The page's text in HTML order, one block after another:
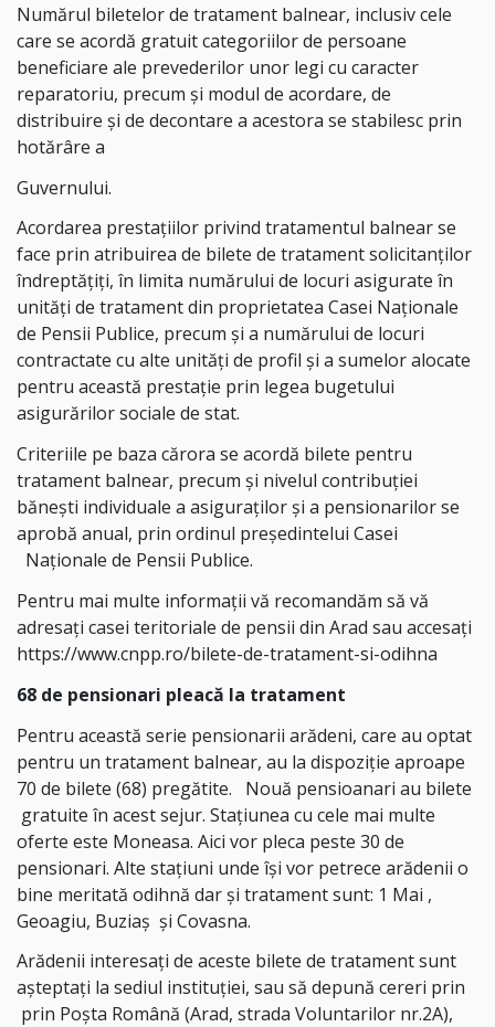
Numărul biletelor de tratament balnear, inclusiv cele
care se acordă gratuit categoriilor de persoane
beneficiare ale prevederilor unor legi cu caracter
reparatoriu, precum şi modul de acordare, de
distribuire şi de decontare a acestora se stabilesc prin
hotărâre a
Guvernului.
Acordarea prestaţiilor privind tratamentul balnear se
face prin atribuirea de bilete de tratament solicitanţilor
îndreptăţiţi, în limita numărului de locuri asigurate în
unităţi de tratament din proprietatea Casei Naționale
de Pensii Publice, precum şi a numărului de locuri
contractate cu alte unităţi de profil şi a sumelor alocate
pentru această prestaţie prin legea bugetului
asigurărilor sociale de stat.
Criteriile pe baza cărora se acordă bilete pentru
tratament balnear, precum şi nivelul contribuţiei
băneşti individuale a asiguraţilor şi a pensionarilor se
aprobă anual, prin ordinul președintelui Casei
Naționale de Pensii Publice.
Pentru mai multe informații vă recomandăm să vă
adresați casei teritoriale de pensii din Arad sau accesați
https://www.cnpp.ro/bilete-de-tratament-si-odihna
68 de pensionari pleacă la tratament
Pentru această serie pensionarii arădeni, care au optat
pentru un tratament balnear, au la dispoziție aproape
70 de bilete (68) pregătite. Nouă pensioanari au bilete
gratuite în acest sejur. Stațiunea cu cele mai multe
oferte este Moneasa. Aici vor pleca peste 30 de
pensionari. Alte stațiuni unde își vor petrece arădenii o
bine meritată odihnă dar și tratament sunt: 1 Mai ,
Geoagiu, Buziaş şi Covasna.
Arădenii interesați de aceste bilete de tratament sunt
aşteptaţi la sediul instituţiei, sau să depună cereri prin
prin Poşta Română (Arad, strada Voluntarilor nr.2A),